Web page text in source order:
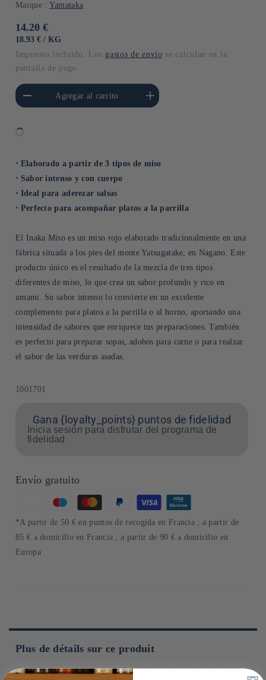
Marque : Yamataka
Precio
habitual
14.20 €
PRECIO
18.93 € / POR
KG
Impuesto incluido. Los gastos de envío se calculan en la
pantalla de pago.
para Default
Title
Agregar al carrito
Aumentar cantidad para Default
Title
⋅ Elaborado a partir de 3 tipos de miso
⋅ Sabor intenso y con cuerpo
⋅ Ideal para aderezar salsas
⋅ Perfecto para acompañar platos a la parrilla
El Inaka Miso es un miso rojo elaborado tradicionalmente en una
fábrica situada a los pies del monte Yatsugatake, en Nagano. Este
producto único es el resultado de la mezcla de tres tipos
diferentes de miso, lo que crea un sabor profundo y rico en
umami. Su sabor intenso lo convierte en un excelente
complemento para platos a la parrilla o al horno, aportando una
intensidad de sabores que enriquece tus preparaciones. También
es perfecto para preparar sopas, adobos para carne o para realzar
el sabor de las verduras asadas.
SKU:
1001701
Gana {loyalty_points} puntos de fidelidad
Inicia sesión para disfrutar del programa de
fidelidad
Envío gratuito
de
pago
*A partir de 50 € en puntos de recogida en Francia ; a partir de
85 € a domicilio en Francia ; a partir de 90 € a domicilio en
Europa
Plus de détails sur ce produit
Obtenga más información sobre el productor